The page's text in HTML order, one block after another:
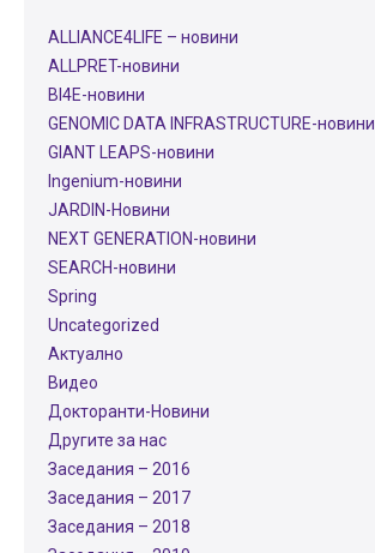
ALLIANCE4LIFE​ – новини
ALLPRET-новини
BI4E-новини
GENOMIC DATA INFRASTRUCTURE-новини
GIANT LEAPS-новини
Ingenium-новини
JARDIN-Новини
NEXT GENERATION-новини
SEARCH-новини
Spring
Uncategorized
Актуално
Видео
Докторанти-Новини
Другите за нас
Заседания – 2016
Заседания – 2017
Заседания – 2018